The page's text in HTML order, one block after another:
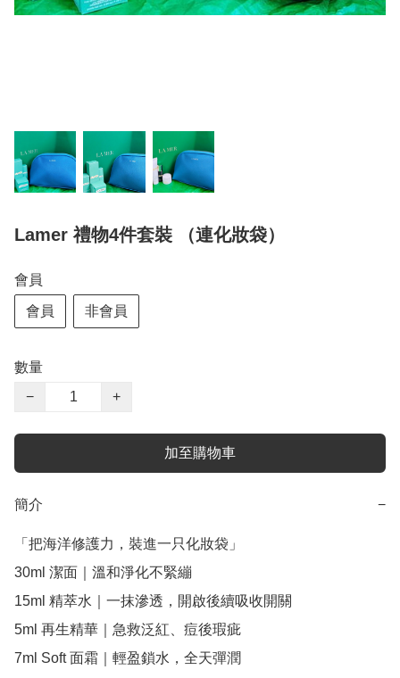
Lamer 禮物4件套裝 （連化妝袋）
會員
會員 非會員
數量
−
+
加至購物車
簡介 −
「把海洋修護力，裝進一只化妝袋」
30ml 潔面｜溫和淨化不緊繃
15ml 精萃水｜一抹滲透，開啟後續吸收開關
5ml 再生精華｜急救泛紅、痘後瑕疵
7ml Soft 面霜｜輕盈鎖水，全天彈潤